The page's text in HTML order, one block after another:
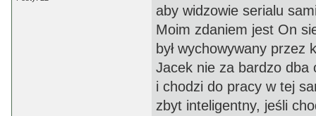
aby widzowie serialu
Moim zdaniem jest On
był wychowywany
Jacek nie za bardzo dba
i chodzi do pracy w tej
zbyt inteligentny, jeśli